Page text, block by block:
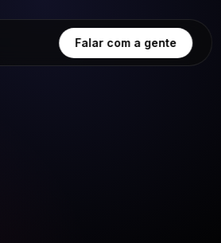
Falar com a gente